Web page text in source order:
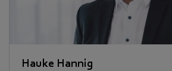
Hauke Hannig